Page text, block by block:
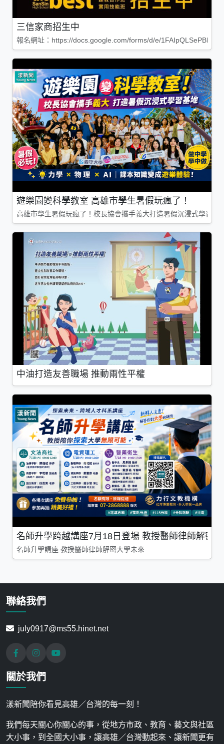
三信家商招生中
報名網址：https://docs.google.com/forms/d/e/
遊樂園變科學教室 高雄市學生暑假玩瘋了！
高雄市學生暑假玩瘋了！校長協會攜手義大打造暑假沉浸式學習基
中油打造友善職場 推動兩性平權
名師升學跨越講座7月18日登場 教授醫師律師解密
名師升學講座 教授醫師律師解密大學未來
聯絡我們
july0917@ms55.hinet.net
關於我們
漾新聞陪你看見高雄／台灣的每一刻！
我們每天關心你關心的事，從地方市政、教育、藝文與社區
大小事，到全國大小事，讓高雄／台灣動起來、讓新聞更有